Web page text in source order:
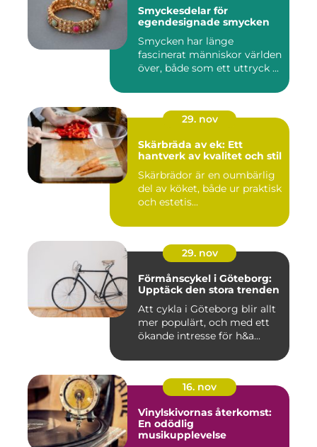
Smyckesdelar för
egendesignade smycken
Smycken har länge
fascinerat människor världen
över, både som ett uttryck ...
29. nov
Skärbräda av ek: Ett
hantverk av kvalitet och stil
Skärbrädor är en oumbärlig
del av köket, både ur praktisk
och estetis...
29. nov
Förmånscykel i Göteborg:
Upptäck den stora trenden
Att cykla i Göteborg blir allt
mer populärt, och med ett
ökande intresse för h&a...
16. nov
Vinylskivornas återkomst:
En odödlig
musikupplevelse